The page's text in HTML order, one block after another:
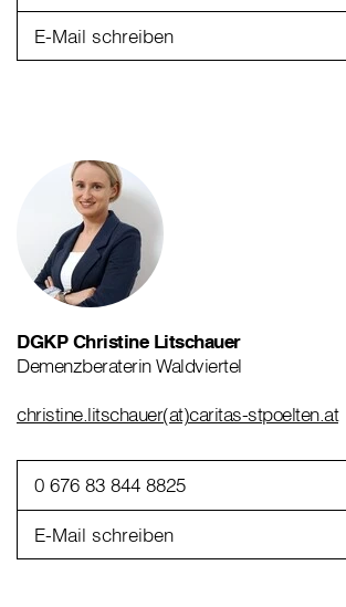
E-Mail schreiben
DGKP Christine Litschauer
Demenzberaterin Waldviertel
christine.litschauer(at)caritas-stpoelten.at
0 676 83 844 8825
E-Mail schreiben